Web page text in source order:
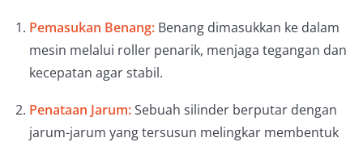
Pemasukan Benang: Benang dimasukkan ke dalam
mesin melalui roller penarik, menjaga tegangan dan
kecepatan agar stabil.
Penataan Jarum:Sebuah silinder berputar dengan
jarum-jarum yang tersusun melingkar membentuk